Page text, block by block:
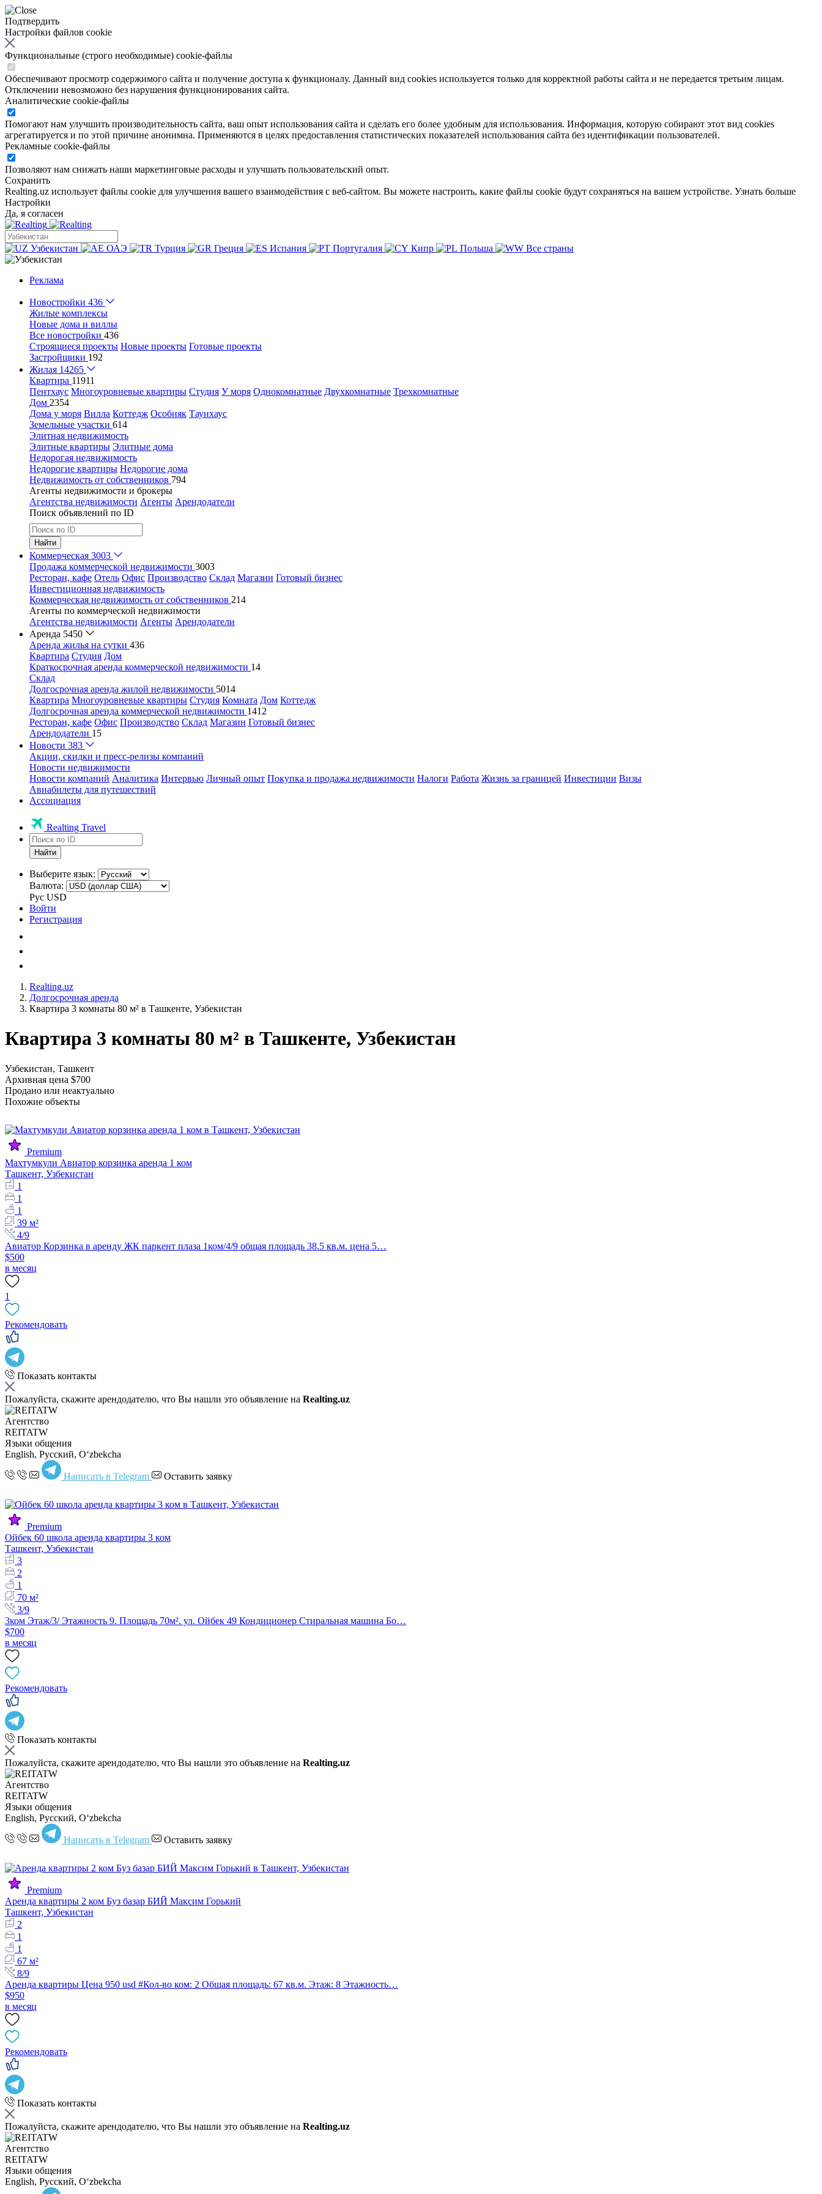
Подтвердить
Настройки файлов cookie
Функциональные (строго необходимые) cookie-файлы
Обеспечивают просмотр содержимого сайта и получение доступа к функционалу. Данный вид cookies используется только для корректной работы сайта и не передается третьим лицам.
Отключении невозможно без нарушения функционирования сайта.
Аналитические cookie-файлы
Помогают нам улучшить производительность сайта, ваш опыт использования сайта и сделать его более удобным для использования. Информация, которую собирают этот вид cookies
агрегатируется и по этой причине анонимна. Применяются в целях предоставления статистических показателей использования сайта без идентификации пользователей.
Рекламные cookie-файлы
Позволяют нам снижать наши маркетинговые расходы и улучшать пользовательский опыт.
Сохранить
Realting.uz использует файлы cookie для улучшения вашего взаимодействия с веб-сайтом. Вы можете настроить, какие файлы cookie будут сохраняться на вашем устройстве. Узнать больше
Настройки
Да, я согласен
Узбекистан ОАЭ Турция Греция Испания Португалия Кипр Польша Все страны
Реклама
Новостройки 436
Жилые комплексы
Новые дома и виллы
Все новостройки 436
Строящиеся проекты Новые проекты Готовые проекты
Застройщики 192
Жилая 14265
Квартира 11911
Пентхаус Многоуровневые квартиры Студия У моря Однокомнатные Двухкомнатные Трехкомнатные
Дом 2354
Дома у моря Вилла Коттедж Особняк Таунхаус
Земельные участки 614
Элитная недвижимость
Элитные квартиры Элитные дома
Недорогая недвижимость
Недорогие квартиры Недорогие дома
Недвижимость от собственников 794
Агенты недвижимости и брокеры
Агентства недвижимости Агенты Арендодатели
Поиск объявлений по ID
Найти
Коммерческая 3003
Продажа коммерческой недвижимости 3003
Ресторан, кафе Отель Офис Производство Склад Магазин Готовый бизнес
Инвестиционная недвижимость
Коммерческая недвижимость от собственников 214
Агенты по коммерческой недвижимости
Агентства недвижимости Агенты Арендодатели
Аренда 5450
Аренда жилья на сутки 436
Квартира Студия Дом
Краткосрочная аренда коммерческой недвижимости 14
Склад
Долгосрочная аренда жилой недвижимости 5014
Квартира Многоуровневые квартиры Студия Комната Дом Коттедж
Долгосрочная аренда коммерческой недвижимости 1412
Ресторан, кафе Офис Производство Склад Магазин Готовый бизнес
Арендодатели 15
Новости 383
Акции, скидки и пресс-релизы компаний
Новости недвижимости
Новости компаний Аналитика Интервью Личный опыт Покупка и продажа недвижимости Налоги Работа Жизнь за границей Инвестиции Визы
Авиабилеты для путешествий
Ассоциация
Realting Travel
Найти
Выберите язык:
Валюта:
Рус USD
Войти
Регистрация
Realting.uz
Долгосрочная аренда
Квартира 3 комнаты 80 м² в Ташкенте, Узбекистан
Квартира 3 комнаты 80 м² в Ташкенте, Узбекистан
Узбекистан, Ташкент
Архивная цена $700
Продано или неактуально
Похожие объекты
Premium
Махтумкули Авиатор корзинка аренда 1 ком
Ташкент, Узбекистан
1
1
1
39 м²
4/9
Авиатор Корзинка в аренду ЖК паркент плаза 1ком/4/9 общая площадь 38.5 кв.м. цена 5…
$500
в месяц
1
Рекомендовать
Показать контакты
Пожалуйста, скажите арендодателю, что Вы нашли это объявление на Realting.uz
Агентство
REITATW
Языки общения
English, Русский, Oʻzbekcha
Написать в Telegram Оставить заявку
Premium
Ойбек 60 школа аренда квартиры 3 ком
Ташкент, Узбекистан
3
2
1
70 м²
3/9
3ком Этаж/3/ Этажность 9. Площадь 70м². ул. Ойбек 49 Кондиционер Стиральная машина Бо…
$700
в месяц
Рекомендовать
Показать контакты
Пожалуйста, скажите арендодателю, что Вы нашли это объявление на Realting.uz
Агентство
REITATW
Языки общения
English, Русский, Oʻzbekcha
Написать в Telegram Оставить заявку
Premium
Аренда квартиры 2 ком Буз базар БИЙ Максим Горький
Ташкент, Узбекистан
2
1
1
67 м²
8/9
Аренда квартиры Цена 950 usd #Кол-во ком: 2 Общая площадь: 67 кв.м. Этаж: 8 Этажность…
$950
в месяц
Рекомендовать
Показать контакты
Пожалуйста, скажите арендодателю, что Вы нашли это объявление на Realting.uz
Агентство
REITATW
Языки общения
English, Русский, Oʻzbekcha